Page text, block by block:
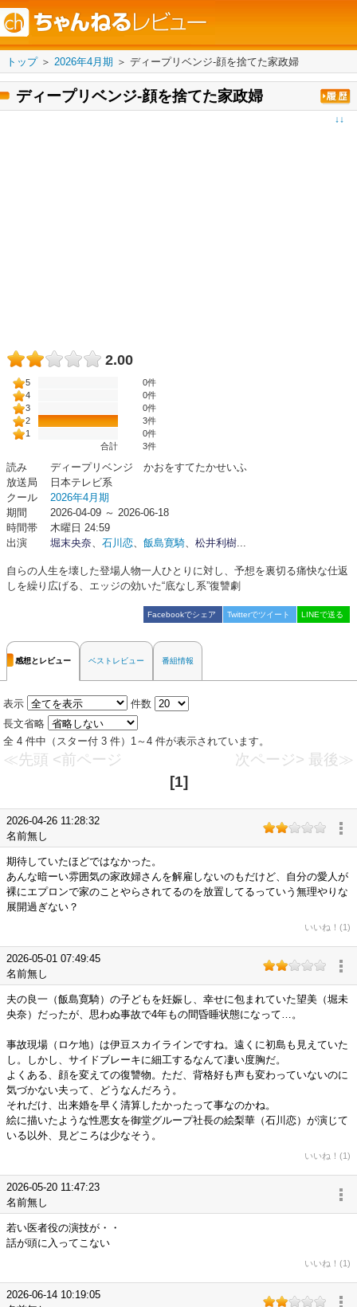
トップ＞ 2026年4月期 ＞ ディープリベンジ-顔を捨てた家政婦
ディープリベンジ-顔を捨てた家政婦
↓↓
2.00
5
0件
4
0件
3
0件
2
3件
1
0件
合計
3件
読み
ディープリベンジ かおをすてたかせいふ
放送局
日本テレビ系
クール
2026年4月期
期間
2026-04-09 ～ 2026-06-18
時間帯
木曜日 24:59
出演
堀末央奈、 石川恋、 飯島寛騎、 松井利樹...
自らの人生を壊した登場人物一人ひとりに対し、予想を裏切る痛快な仕返
しを繰り広げる、エッジの効いた“底なし系”復讐劇
Facebookでシェア Twitterでツイート LINEで送る
感想とレビュー ベストレビュー 番組情報
表示
件数
長文省略
全 4 件中（スター付 3 件）1～4 件が表示されています。
≪先頭 <前ページ 次ページ> 最後≫
[1]
2026-04-26 11:28:32
名前無し
期待していたほどではなかった。
あんな暗ーい雰囲気の家政婦さんを解雇しないのもだけど、自分の愛人が
裸にエプロンで家のことやらされてるのを放置してるっていう無理やりな
展開過ぎない？
いいね！(1)
2026-05-01 07:49:45
名前無し
夫の良一（飯島寛騎）の子どもを妊娠し、幸せに包まれていた望美（堀未
央奈）だったが、思わぬ事故で4年もの間昏睡状態になって…。
事故現場（ロケ地）は伊豆スカイラインですね。遠くに初島も見えていた
し。しかし、サイドブレーキに細工するなんて凄い度胸だ。
よくある、顔を変えての復讐物。ただ、背格好も声も変わっていないのに
気づかない夫って、どうなんだろう。
それだけ、出来婚を早く清算したかったって事なのかね。
絵に描いたような性悪女を御堂グループ社長の絵梨華（石川恋）が演じて
いる以外、見どころは少なそう。
いいね！(1)
2026-05-20 11:47:23
名前無し
若い医者役の演技が・・
話が頭に入ってこない
いいね！(1)
2026-06-14 10:19:05